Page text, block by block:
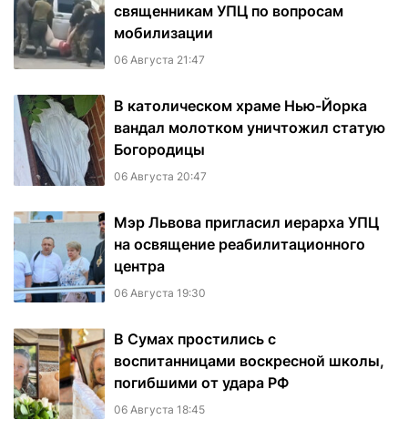
священникам УПЦ по вопросам
мобилизации
06 Августа 21:47
В католическом храме Нью-Йорка
вандал молотком уничтожил статую
Богородицы
06 Августа 20:47
Мэр Львова пригласил иерарха УПЦ
на освящение реабилитационного
центра
06 Августа 19:30
В Сумах простились с
воспитанницами воскресной школы,
погибшими от удара РФ
06 Августа 18:45